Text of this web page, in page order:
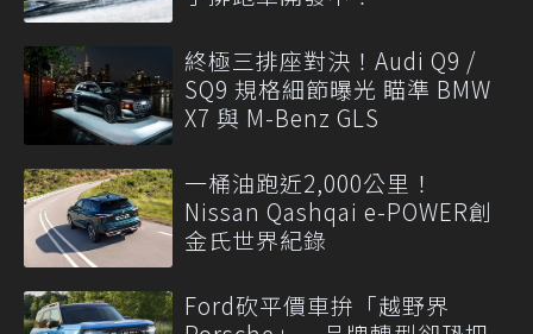
終極三排座對決！Audi Q9 /
SQ9 規格細節曝光 瞄準 BMW
X7 與 M-Benz GLS
一桶油跑近2,000公里！
Nissan Qashqai e-POWER創
金氏世界紀錄
Ford砍平價車拚「越野界